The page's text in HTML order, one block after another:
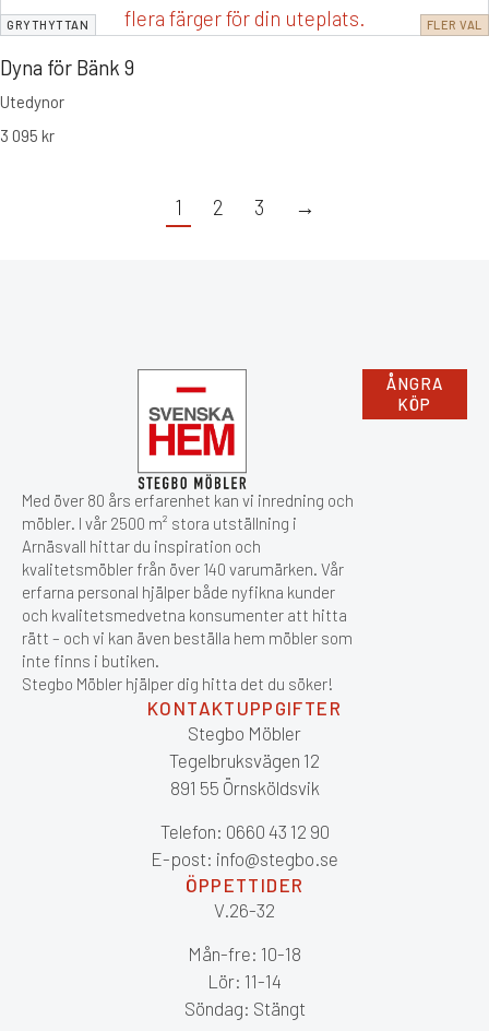
GRYTHYTTAN FLER VAL
Dyna för Bänk 9
Utedynor
3 095 kr
1 2 3 →
Med över 80 års erfarenhet kan vi inredning och
möbler. I vår 2500 m² stora utställning i
Arnäsvall hittar du inspiration och
kvalitetsmöbler från över 140 varumärken. Vår
erfarna personal hjälper både nyfikna kunder
och kvalitetsmedvetna konsumenter att hitta
rätt – och vi kan även beställa hem möbler som
inte finns i butiken.
Stegbo Möbler hjälper dig hitta det du söker!
ÅNGRA
KÖP
KONTAKTUPPGIFTER
Stegbo Möbler
Tegelbruksvägen 12
891 55 Örnsköldsvik
Telefon: 0660 43 12 90
E-post: info@stegbo.se
ÖPPETTIDER
V.26-32
Mån-fre: 10-18
Lör: 11-14
Söndag: Stängt